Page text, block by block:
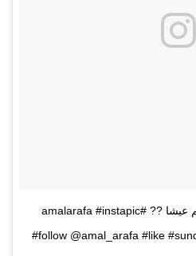
بطلت عد الإيااااام انا … عم عيشا ?? #amalarafa #instapic
#follow @amal_arafa #like